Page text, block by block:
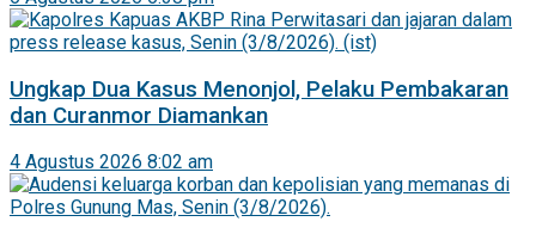
Ungkap Dua Kasus Menonjol, Pelaku Pembakaran
dan Curanmor Diamankan
4 Agustus 2026 8:02 am